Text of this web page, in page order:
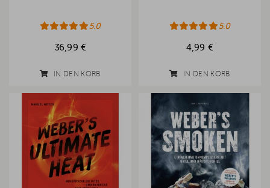
5.0
36,99 €
IN DEN KORB
5.0
4,99 €
IN DEN KORB